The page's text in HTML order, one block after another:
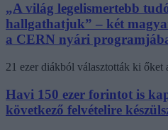
„A világ legelismertebb
hallgathatjuk” – két
a CERN nyári
21 ezer diákból választották ki őket
Havi 150 ezer forintot is
következő felvételire